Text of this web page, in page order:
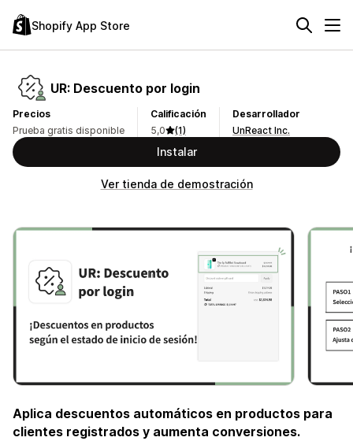
Shopify App Store
UR: Descuento por login
Precios
Prueba gratis disponible
Calificación
5,0
(1)
Desarrollador
UnReact Inc.
Instalar
Ver tienda de demostración
Aplica descuentos automáticos en productos para
clientes registrados y aumenta conversiones.